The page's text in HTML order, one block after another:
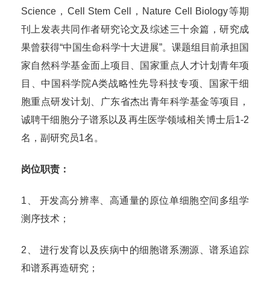
Science，Cell Stem Cell，Nature Cell Biology等期
刊上发表共同作者研究论文及综述三十余篇，研究成
果曾获得“中国生命科学十大进展”。课题组目前承担国
家自然科学基金面上项目、国家重点人才计划青年项
目、中国科学院A类战略性先导科技专项、国家干细
胞重点研发计划、广东省杰出青年科学基金等项目，
诚聘干细胞分子谱系以及再生医学领域相关博士后1-2
名，副研究员1名。
岗位职责：
1、 开发高分辨率、高通量的原位单细胞空间多组学
测序技术；
2、 进行发育以及疾病中的细胞谱系溯源、谱系追踪
和谱系再造研究；